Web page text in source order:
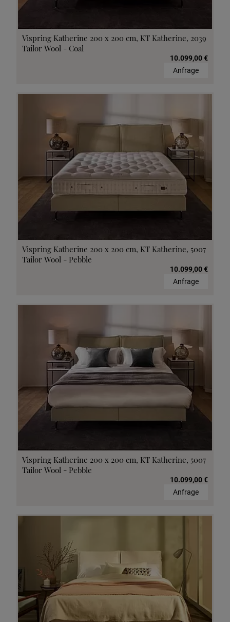
Vispring Katherine 200 x 200 cm, KT Katherine, 2039
Tailor Wool - Coal
10.099,00 €
Anfrage
Vispring Katherine 200 x 200 cm, KT Katherine, 5007
Tailor Wool - Pebble
10.099,00 €
Anfrage
Vispring Katherine 200 x 200 cm, KT Katherine, 5007
Tailor Wool - Pebble
10.099,00 €
Anfrage